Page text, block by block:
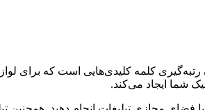
کلمه کلیدی‌هایی است که برای
شما ایجاد می‌کند.